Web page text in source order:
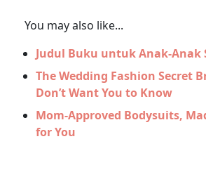
You may also like...
Judul Buku untuk Anak-Anak
The Wedding Fashion Secret
Don’t Want You to Know
Mom-Approved Bodysuits,
for You